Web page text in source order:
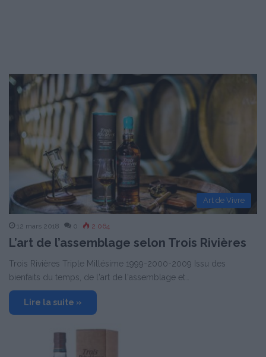
Art de Vivre
12 mars 2018 0 2 064
L’art de l’assemblage selon Trois Rivières
Trois Rivières Triple Millésime 1999-2000-2009 Issu des
bienfaits du temps, de l'art de l'assemblage et…
Lire la suite »